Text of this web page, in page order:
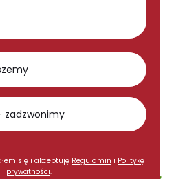
się i akceptuję Regulamin i Politykę
prywatności.